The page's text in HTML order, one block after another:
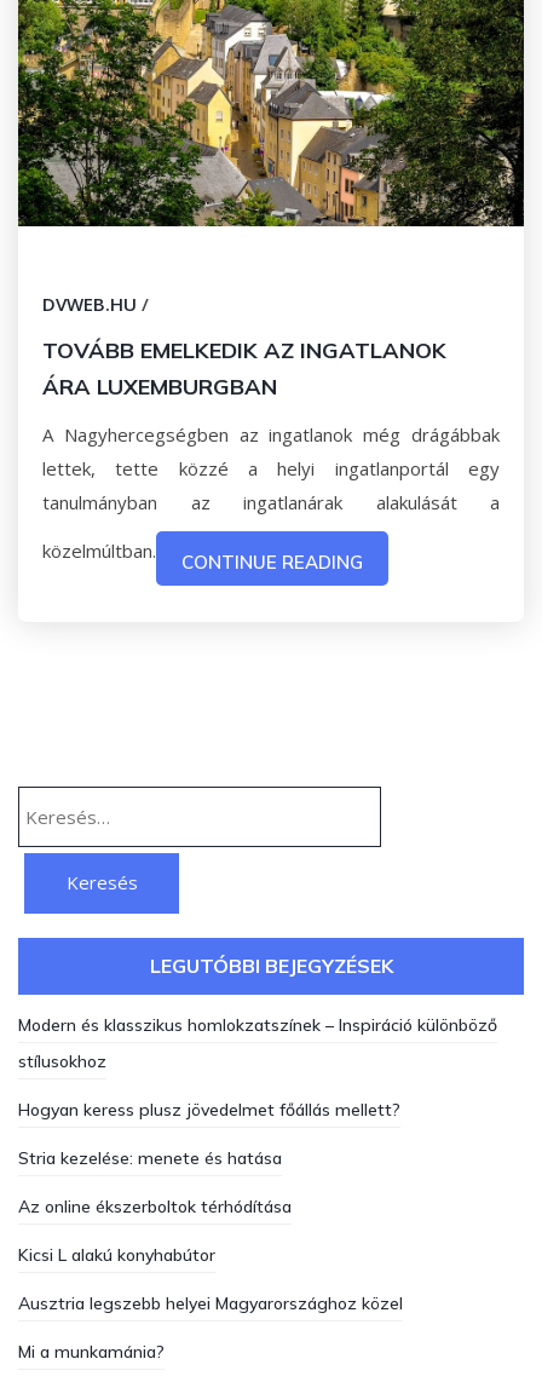
DVWEB.HU /
TOVÁBB EMELKEDIK AZ INGATLANOK
ÁRA LUXEMBURGBAN
A Nagyhercegségben az ingatlanok még drágábbak
lettek, tette közzé a helyi ingatlanportál egy
tanulmányban az ingatlanárak alakulását a
közelmúltban.
CONTINUE READING
LEGUTÓBBI BEJEGYZÉSEK
Modern és klasszikus homlokzatszínek – Inspiráció különböző
stílusokhoz
Hogyan keress plusz jövedelmet főállás mellett?
Stria kezelése: menete és hatása
Az online ékszerboltok térhódítása
Kicsi L alakú konyhabútor
Ausztria legszebb helyei Magyarországhoz közel
Mi a munkamánia?